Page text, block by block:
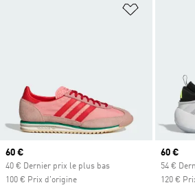
Ajouter à
Prix actuel
60 €
40 € Dernier prix le plus bas
100 € Prix d'origine
Prix
60 €
54 €
120 €